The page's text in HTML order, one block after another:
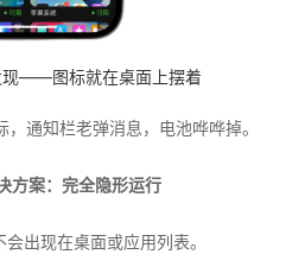
现——图标就在桌面上摆着
通知栏老弹消息，电池哗哗掉。
方案：完全隐形运行
会出现在桌面或应用列表。